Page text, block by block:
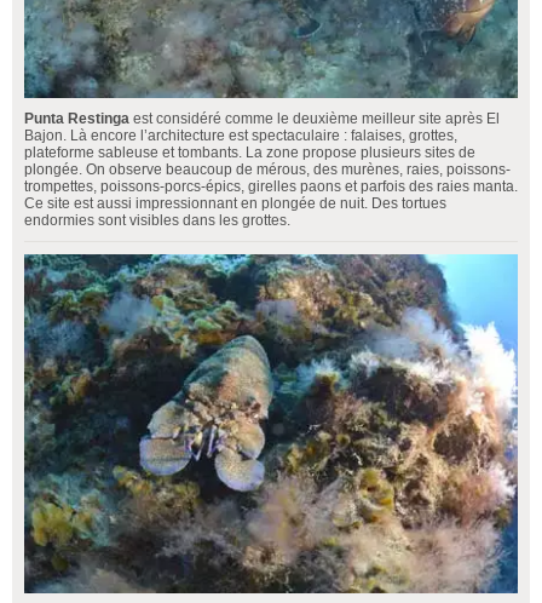
Punta Restinga est considéré comme le deuxième meilleur site après El
Bajon. Là encore l’architecture est spectaculaire : falaises, grottes,
plateforme sableuse et tombants. La zone propose plusieurs sites de
plongée. On observe beaucoup de mérous, des murènes, raies, poissons-
trompettes, poissons-porcs-épics, girelles paons et parfois des raies manta.
Ce site est aussi impressionnant en plongée de nuit. Des tortues
endormies sont visibles dans les grottes.